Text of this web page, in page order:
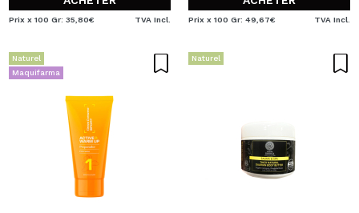
Prix x 100 Gr: 35,80€ TVA Incl. Prix x 100 Gr: 49,67€ TVA Incl.
Naturel
Maquifarma
Naturel